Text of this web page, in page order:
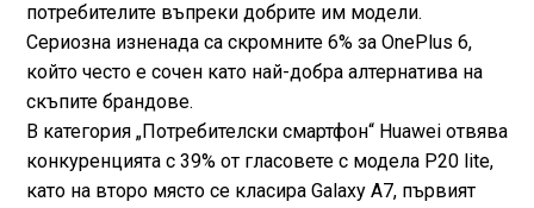
потребителите въпреки добрите им модели.
Сериозна изненада са скромните 6% за OnePlus 6,
който често е сочен като най-добра алтернатива на
скъпите брандове.
В категория „Потребителски смартфон“ Huawei отвява
конкуренцията с 39% от гласовете с модела P20 lite,
като на второ място се класира Galaxy A7, първият